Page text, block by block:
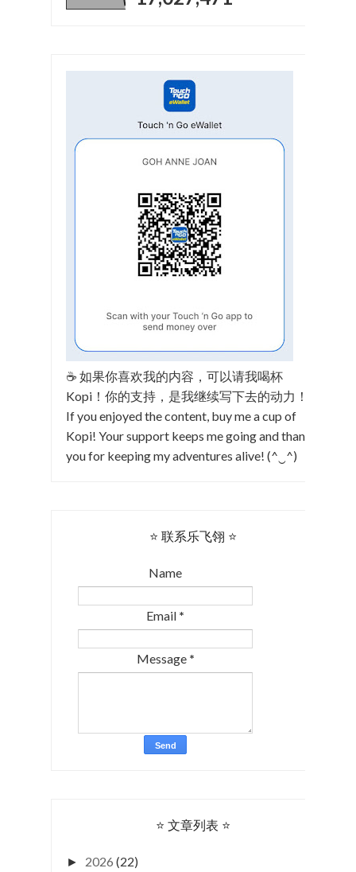
☕ 如果你喜欢我的内容，可以请我喝杯
Kopi！你的支持，是我继续写下去的动力！
If you enjoyed the content, buy me a cup of
Kopi! Your support keeps me going and thank
you for keeping my adventures alive! (^‿^)
⭐ 联系乐飞翎 ⭐
Name
Email *
Message *
⭐ 文章列表 ⭐
► 2026 (22)